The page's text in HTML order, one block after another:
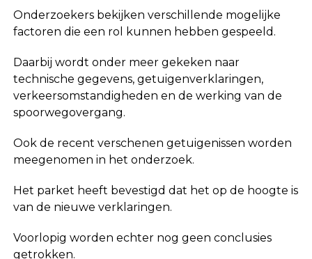
Onderzoekers bekijken verschillende mogelijke
factoren die een rol kunnen hebben gespeeld.
Daarbij wordt onder meer gekeken naar
technische gegevens, getuigenverklaringen,
verkeersomstandigheden en de werking van de
spoorwegovergang.
Ook de recent verschenen getuigenissen worden
meegenomen in het onderzoek.
Het parket heeft bevestigd dat het op de hoogte is
van de nieuwe verklaringen.
Voorlopig worden echter nog geen conclusies
getrokken.